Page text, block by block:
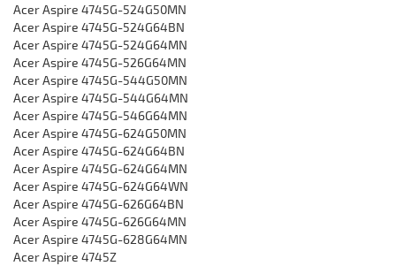
Acer Aspire 4745G-524G50MN
Acer Aspire 4745G-524G64BN
Acer Aspire 4745G-524G64MN
Acer Aspire 4745G-526G64MN
Acer Aspire 4745G-544G50MN
Acer Aspire 4745G-544G64MN
Acer Aspire 4745G-546G64MN
Acer Aspire 4745G-624G50MN
Acer Aspire 4745G-624G64BN
Acer Aspire 4745G-624G64MN
Acer Aspire 4745G-624G64WN
Acer Aspire 4745G-626G64BN
Acer Aspire 4745G-626G64MN
Acer Aspire 4745G-628G64MN
Acer Aspire 4745Z